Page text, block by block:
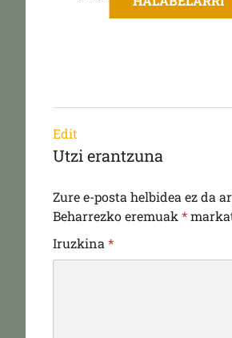
Edit
Utzi erantzuna
Zure e-posta helbidea ez da
Beharrezko eremuak *
Iruzkina *